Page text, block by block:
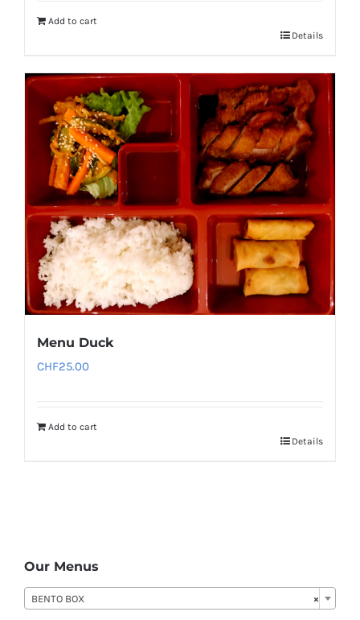
Add to cart
Details
Menu Duck
CHF25.00
Add to cart
Details
Our Menus
×
BENTO BOX